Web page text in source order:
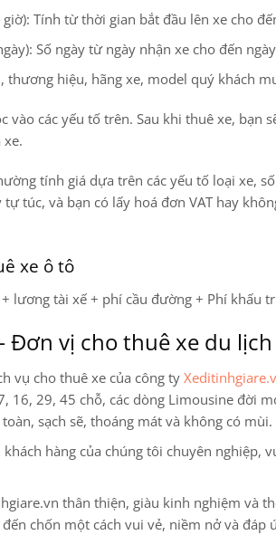
Tính từ thời gian bắt đầu lên xe cho
Số ngày từ ngày nhận xe cho đến
thương hiệu, hãng xe, model quý khách
vào các yếu tố trên. Sau khi thuê xe, bạn
tính giá dựa trên các yếu tố loại xe,
túc, và bạn có lấy hoá đơn VAT hay
xe ô tô
lương tài xế + phí cầu đường + Phí khấu
Đơn vị cho thuê xe du
vụ cho thuê xe của công ty
16, 29, 45 chỗ, các dòng Limousine đời
sạch sẽ, thoáng mát và không có mùi.
hàng của chúng tôi chuyên nghiệp,
thân thiện, giàu kinh nghiệm và
chốn một cách vui vẻ, niềm nở và đáp